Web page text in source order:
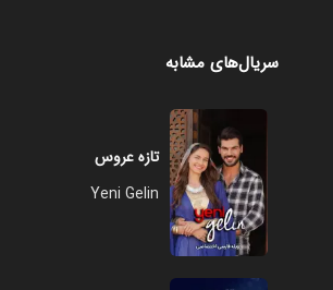
سریال‌های مشابه
تازه عروس
Yeni Gelin